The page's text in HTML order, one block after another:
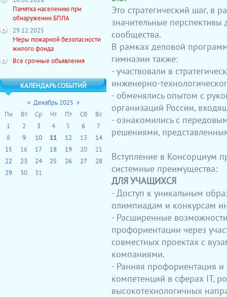
Памятка населению при
обнаружении БПЛА
29.12.2025
Меры пожарной безопасности
жилого фонда
Все срочные объявления
КАЛЕНДАРЬ СОБЫТИЙ
« Декабрь 2025 »
Пн
Вт Ср Чт Пт Сб
Вс
1
2 3 4 5 6
7
8
9 10 11 12 13
14
15
16 17 18 19 20
21
22
23 24 25 26 27
28
29
30 31
Это стратегический шаг, в
значительные перспективы
сообщества.
В рамках деловой
гимназии также:
- участвовали в
инженерно-
- обменялись опытом с
организаций России,
- ознакомились с
решениями,
Вступление в Консорциум
системные преимущества:
ДЛЯ УЧАЩИХСЯ
- Доступ к уникальным
олимпиадам и конкурсам
- Расширенные
профориентации через
совместных проектах с
компаниями.
- Ранняя профориентация
компетенций в сферах IT,
высокотехнологичных